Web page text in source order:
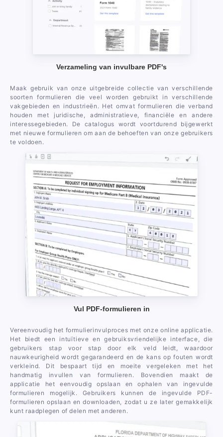
Verzameling van invulbare PDF's
Maak gebruik van onze uitgebreide collectie van verschillende
soorten formulieren die veel worden gebruikt in verschillende
vakgebieden en industrieën. Het omvat formulieren die verband
houden met juridische, administratieve, financiële en andere
interessegebieden. De catalogus wordt voortdurend bijgewerkt
met nieuwe formulieren om aan de behoeften van onze gebruikers
te voldoen.
Vul PDF-formulieren in
Vereenvoudig het formulierinvulproces met onze online applicatie.
Het biedt een intuïtieve en gebruiksvriendelijke interface, die
gebruikers stap voor stap door elk veld leidt, waardoor
nauwkeurigheid wordt gegarandeerd en de kans op fouten wordt
verkleind. Dit bespaart tijd en moeite vergeleken met het
handmatig invullen van formulieren. Bovendien maakt de
applicatie het eenvoudig opslaan en ophalen van ingevulde
formulieren mogelijk. Gebruikers kunnen de ingevulde PDF-
formulieren opslaan en downloaden, zodat u ze later gemakkelijk
kunt raadplegen of delen met anderen.